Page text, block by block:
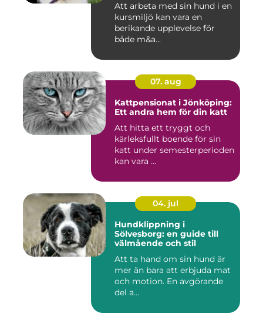
Att arbeta med sin hund i en
kursmiljö kan vara en
berikande upplevelse för
både m&a...
07. aug
Kattpensionat i Jönköping:
Ett andra hem för din katt
Att hitta ett tryggt och
kärleksfullt boende för sin
katt under semesterperioden
kan vara ...
04. jul
Hundklippning i
Sölvesborg: en guide till
välmående och stil
Att ta hand om sin hund är
mer än bara att erbjuda mat
och motion. En avgörande
del a...